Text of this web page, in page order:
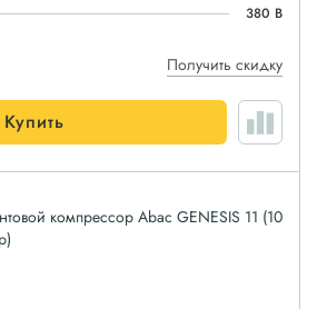
380 В
Получить скидку
Купить
компрессор Abac GENESIS 11 (10